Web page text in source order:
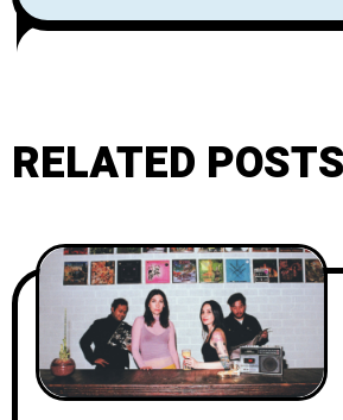
を解禁！8/6にEP『
RELATED POSTS